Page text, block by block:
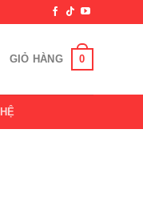
GIỎ HÀNG 0